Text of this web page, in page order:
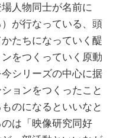
人物同士が名前に
が行なっている、頭
たちになっていく醍
をつくっていく原動
シリーズの中心に据
ョンをつくったこと
のになるといいなと
は「映像研究同好